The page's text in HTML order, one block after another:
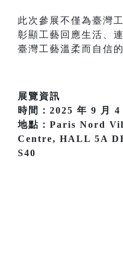
此次參展不僅為臺灣
彰顯工藝回應生活、
臺灣工藝溫柔而自信
展覽資訊
時間：2025 年 9 月 4
地點：Paris Nord
Centre, HALL 5A
S40